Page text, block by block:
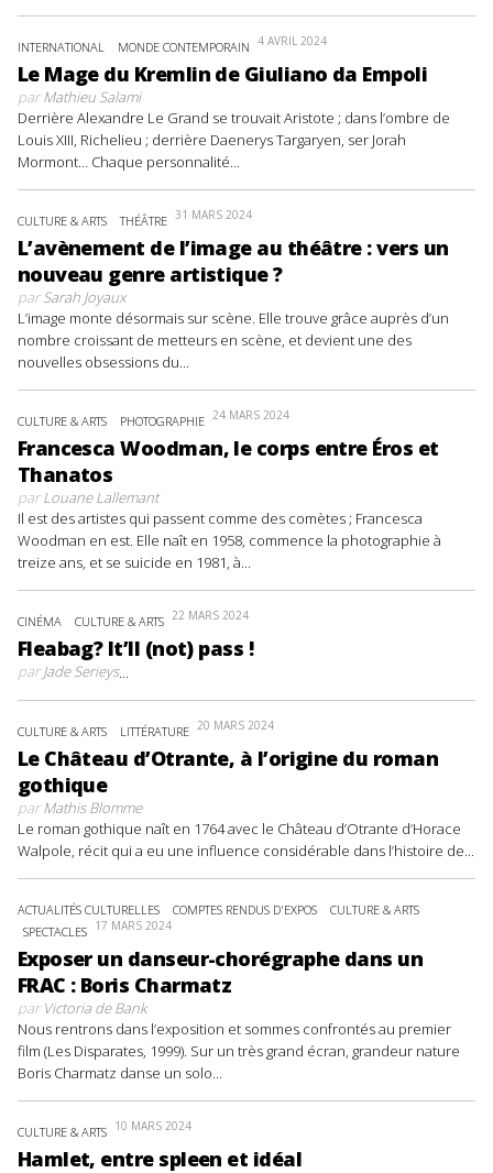
INTERNATIONAL MONDE CONTEMPORAIN 4 AVRIL 2024
Le Mage du Kremlin de Giuliano da Empoli
parMathieu Salami
Derrière Alexandre Le Grand se trouvait Aristote ; dans l’ombre de
Louis XIII, Richelieu ; derrière Daenerys Targaryen, ser Jorah
Mormont… Chaque personnalité...
CULTURE & ARTS THÉÂTRE 31 MARS 2024
L’avènement de l’image au théâtre : vers un
nouveau genre artistique ?
parSarah Joyaux
L’image monte désormais sur scène. Elle trouve grâce auprès d’un
nombre croissant de metteurs en scène, et devient une des
nouvelles obsessions du...
CULTURE & ARTS PHOTOGRAPHIE 24 MARS 2024
Francesca Woodman, le corps entre Éros et
Thanatos
parLouane Lallemant
Il est des artistes qui passent comme des comètes ; Francesca
Woodman en est. Elle naît en 1958, commence la photographie à
treize ans, et se suicide en 1981, à...
CINÉMA CULTURE & ARTS 22 MARS 2024
Fleabag? It’ll (not) pass !
parJade Serieys...
CULTURE & ARTS LITTÉRATURE 20 MARS 2024
Le Château d’Otrante, à l’origine du roman
gothique
parMathis Blomme
Le roman gothique naît en 1764 avec le Château d’Otrante d’Horace
Walpole, récit qui a eu une influence considérable dans l’histoire de...
ACTUALITÉS CULTURELLES COMPTES RENDUS D'EXPOS
CULTURE & ARTS
SPECTACLES 17 MARS 2024
Exposer un danseur-chorégraphe dans un
FRAC : Boris Charmatz
parVictoria de Bank
Nous rentrons dans l’exposition et sommes confrontés au premier
film (Les Disparates, 1999). Sur un très grand écran, grandeur nature
Boris Charmatz danse un solo...
CULTURE & ARTS 10 MARS 2024
Hamlet, entre spleen et idéal